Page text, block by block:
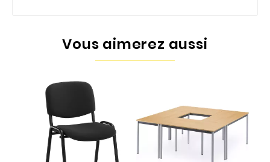
Vous aimerez aussi